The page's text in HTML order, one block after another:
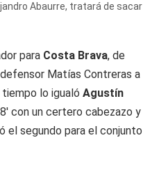
Abaurre, tratará de sacar
para Costa Brava, de
Matías Contreras a
tiempo lo igualó Agustín
con un certero cabezazo y
el segundo para el conjunto